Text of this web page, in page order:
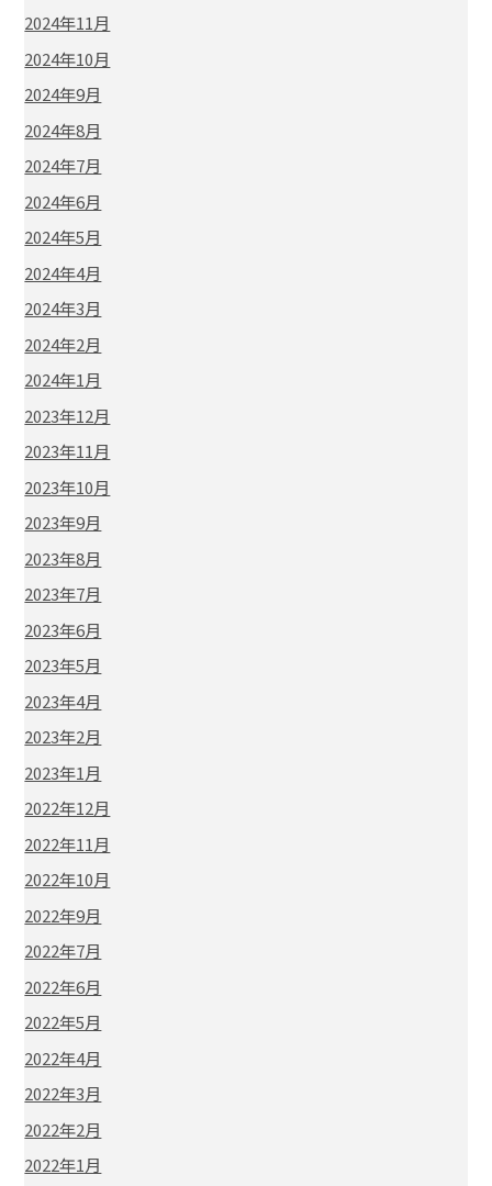
2024年11月
2024年10月
2024年9月
2024年8月
2024年7月
2024年6月
2024年5月
2024年4月
2024年3月
2024年2月
2024年1月
2023年12月
2023年11月
2023年10月
2023年9月
2023年8月
2023年7月
2023年6月
2023年5月
2023年4月
2023年2月
2023年1月
2022年12月
2022年11月
2022年10月
2022年9月
2022年7月
2022年6月
2022年5月
2022年4月
2022年3月
2022年2月
2022年1月